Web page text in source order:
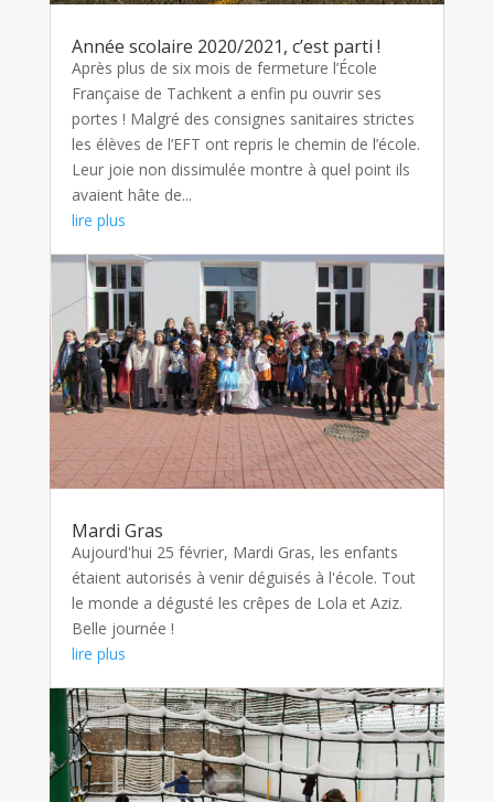
Année scolaire 2020/2021, c’est parti !
Après plus de six mois de fermeture l’École
Française de Tachkent a enfin pu ouvrir ses
portes ! Malgré des consignes sanitaires strictes
les élèves de l’EFT ont repris le chemin de l’école.
Leur joie non dissimulée montre à quel point ils
avaient hâte de...
lire plus
Mardi Gras
Aujourd'hui 25 février, Mardi Gras, les enfants
étaient autorisés à venir déguisés à l'école. Tout
le monde a dégusté les crêpes de Lola et Aziz.
Belle journée !
lire plus